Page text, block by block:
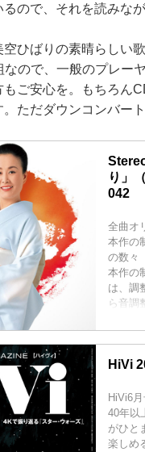
ので、それを読みな
ひばりの素晴らしい
ので、一般のプレー
ご安心を。もちろん
ただダウンコンバー
り」
042
全曲オ
本作の
の数々
本作の
は、調
ら音調
ダウ
しいマ
HiVi
HiVi6
40年以
がひと
楽しめ